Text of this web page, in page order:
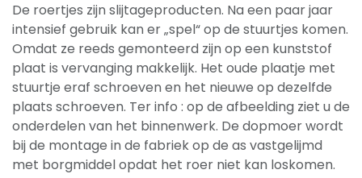
De roertjes zijn slijtageproducten. Na een paar jaar
intensief gebruik kan er „spel“ op de stuurtjes komen.
Omdat ze reeds gemonteerd zijn op een kunststof
plaat is vervanging makkelijk. Het oude plaatje met
stuurtje eraf schroeven en het nieuwe op dezelfde
plaats schroeven. Ter info : op de afbeelding ziet u de
onderdelen van het binnenwerk. De dopmoer wordt
bij de montage in de fabriek op de as vastgelijmd
met borgmiddel opdat het roer niet kan loskomen.